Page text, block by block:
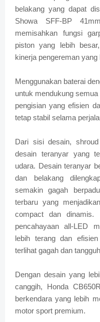
belakang yang dapat
Showa SFF-BP
memisahkan fungsi
piston yang lebih
kinerja pengereman yang
Menggunakan baterai
untuk mendukung
pengisian yang efisien
tetap stabil selama
Dari sisi desain,
desain teranyar yang
udara. Desain teranyar
dan belakang
semakin gagah
terbaru yang
compact dan dinamis.
pencahayaan all-LED
lebih terang dan
terlihat gagah dan
Dengan desain yang
canggih, Honda
berkendara yang lebih
motor sport premium.